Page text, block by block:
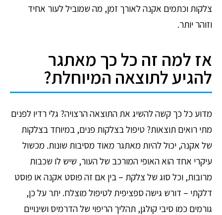
צלקות וכתמים אקנה לאורך זמן, מה שמוביל לעור אחיד
וזוהר יותר.
אז למה זה כל כך מאתגר
להגיע לתוצאה המיוחלת?
מדוע כל כך קשה להשיג את התוצאה הרצויה? גלי רדיו לפנים
מתי רואים תוצאות? טיפול בצלקות פנים, במיוחד בצלקות
של אקנה, יכול להיות מאתגר מאוד מסיבות שונות. מכשול
עיקרי אחד הוא האופי המורכב של העור, שיש לו שכבות
מרובות, וכל סוג של צלקת – בין אם זה פוסט אקנה או פוסט
דלקתי – דורש גישה ספציפית לטיפול מוצלח. יתר על כן,
גורמים כמו סיבי קולגן, תהליך הריפוי של הדרמיס ושינויים